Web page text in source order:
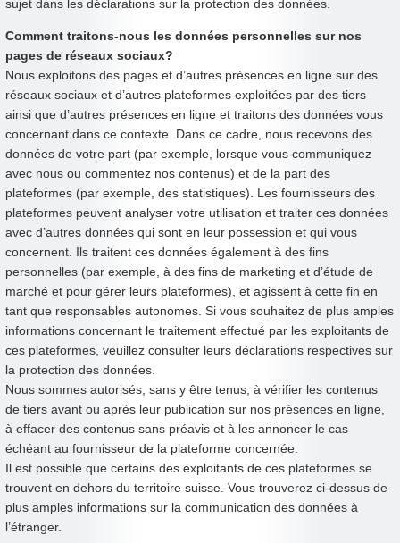
sujet dans les déclarations sur la protection des données.
Comment traitons-nous les données personnelles sur nos
pages de réseaux sociaux?
Nous exploitons des pages et d’autres présences en ligne sur des
réseaux sociaux et d’autres plateformes exploitées par des tiers
ainsi que d’autres présences en ligne et traitons des données vous
concernant dans ce contexte. Dans ce cadre, nous recevons des
données de votre part (par exemple, lorsque vous communiquez
avec nous ou commentez nos contenus) et de la part des
plateformes (par exemple, des statistiques). Les fournisseurs des
plateformes peuvent analyser votre utilisation et traiter ces données
avec d’autres données qui sont en leur possession et qui vous
concernent. Ils traitent ces données également à des fins
personnelles (par exemple, à des fins de marketing et d’étude de
marché et pour gérer leurs plateformes), et agissent à cette fin en
tant que responsables autonomes. Si vous souhaitez de plus amples
informations concernant le traitement effectué par les exploitants de
ces plateformes, veuillez consulter leurs déclarations respectives sur
la protection des données.
Nous sommes autorisés, sans y être tenus, à vérifier les contenus
de tiers avant ou après leur publication sur nos présences en ligne,
à effacer des contenus sans préavis et à les annoncer le cas
échéant au fournisseur de la plateforme concernée.
Il est possible que certains des exploitants de ces plateformes se
trouvent en dehors du territoire suisse. Vous trouverez ci-dessus de
plus amples informations sur la communication des données à
l’étranger.